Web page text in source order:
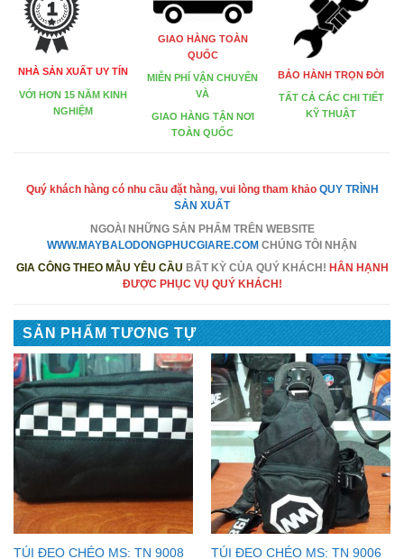
NHÀ SẢN XUẤT UY TÍN
VỚI HƠN 15 NĂM KINH
NGHIỆM
GIAO HÀNG TOÀN
QUỐC
MIỄN PHÍ VẬN CHUYỂN
VÀ
GIAO HÀNG TẬN NƠI
TOÀN QUỐC
BẢO HÀNH TRỌN ĐỜI
TẤT CẢ CÁC CHI TIẾT
KỸ THUẬT
Quý khách hàng có nhu cầu đặt hàng, vui lòng tham khảo QUY TRÌNH
SẢN XUẤT
NGOÀI NHỮNG SẢN PHẨM TRÊN WEBSITE
WWW.MAYBALODONGPHUCGIARE.COM CHÚNG TÔI NHẬN
GIA CÔNG THEO MẪU YÊU CẦU BẤT KỲ CỦA QUÝ KHÁCH! HÂN HẠNH
ĐƯỢC PHỤC VỤ QUÝ KHÁCH!
SẢN PHẨM TƯƠNG TỰ
TÚI ĐEO CHÉO MS: TN 9008
TÚI ĐEO CHÉO MS: TN 9006